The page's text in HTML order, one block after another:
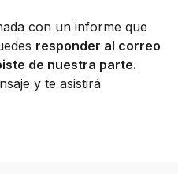
con un informe que
responder al correo
de nuestra parte.
y te asistirá